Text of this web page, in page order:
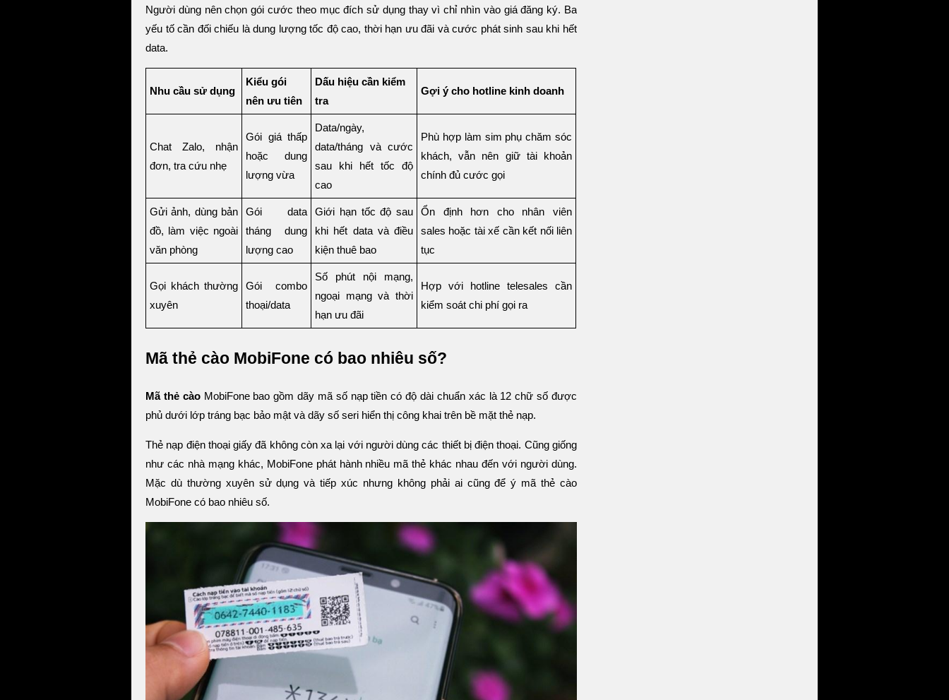
Người dùng nên chọn gói cước theo mục đích sử dụng thay vì chỉ nhìn vào giá đăng ký. Ba
yếu tố cần đối chiếu là dung lượng tốc độ cao, thời hạn ưu đãi và cước phát sinh sau khi hết
data.
Nhu cầu sử dụng
Kiểu gói
nên ưu tiên
Dấu hiệu cần kiểm
tra
Gợi ý cho hotline kinh doanh
Chat Zalo, nhận
đơn, tra cứu nhẹ
Gói giá thấp
hoặc dung
lượng vừa
Data/ngày,
data/tháng và cước
sau khi hết tốc độ
cao
Phù hợp làm sim phụ chăm sóc
khách, vẫn nên giữ tài khoản
chính đủ cước gọi
Gửi ảnh, dùng bản
đồ, làm việc ngoài
văn phòng
Gói data
tháng dung
lượng cao
Giới hạn tốc độ sau
khi hết data và điều
kiện thuê bao
Ổn định hơn cho nhân viên
sales hoặc tài xế cần kết nối liên
tục
Gọi khách thường
xuyên
Gói combo
thoại/data
Số phút nội mạng,
ngoại mạng và thời
hạn ưu đãi
Hợp với hotline telesales cần
kiểm soát chi phí gọi ra
Mã thẻ cào MobiFone có bao nhiêu số?
Mã thẻ càoMobiFone bao gồm dãy mã số nạp tiền có độ dài chuẩn xác là 12 chữ số được
phủ dưới lớp tráng bạc bảo mật và dãy số seri hiển thị công khai trên bề mặt thẻ nạp.
Thẻ nạp điện thoại giấy đã không còn xa lại với người dùng các thiết bị điện thoại. Cũng giống
như các nhà mạng khác, MobiFone phát hành nhiều mã thẻ khác nhau đến với người dùng.
Mặc dù thường xuyên sử dụng và tiếp xúc nhưng không phải ai cũng để ý mã thẻ cào
MobiFone có bao nhiêu số.